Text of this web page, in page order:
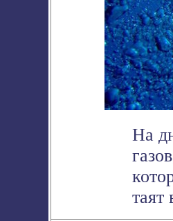
На
таят